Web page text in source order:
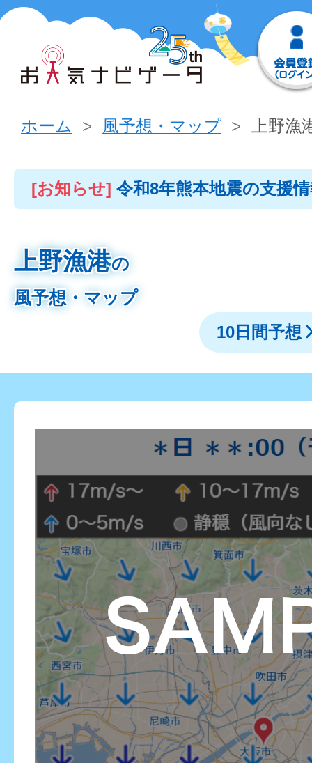
ホーム 風予想・マップ 上野漁
[お知らせ] 令和8年熊本地震の支援
上野漁港の
風予想・マップ
10日間予想